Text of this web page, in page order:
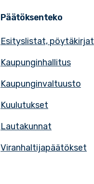
Päätöksenteko
Esityslistat, pöytäkirjat
Kaupunginhallitus
Kaupunginvaltuusto
Kuulutukset
Lautakunnat
Viranhaltijapäätökset